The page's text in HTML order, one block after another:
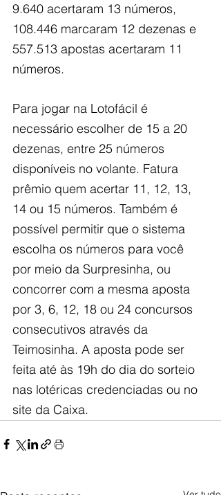
9.640 acertaram 13 números,
108.446 marcaram 12 dezenas e
557.513 apostas acertaram 11
números.
Para jogar na Lotofácil é
necessário escolher de 15 a 20
dezenas, entre 25 números
disponíveis no volante. Fatura
prêmio quem acertar 11, 12, 13,
14 ou 15 números. Também é
possível permitir que o sistema
escolha os números para você
por meio da Surpresinha, ou
concorrer com a mesma aposta
por 3, 6, 12, 18 ou 24 concursos
consecutivos através da
Teimosinha. A aposta pode ser
feita até às 19h do dia do sorteio
nas lotéricas credenciadas ou no
site da Caixa.